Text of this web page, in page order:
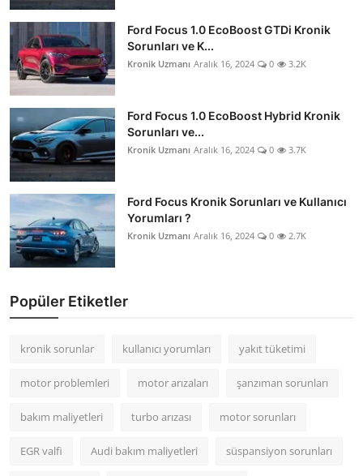
Ford Focus 1.0 EcoBoost GTDi Kronik
Sorunları ve K...
Kronik Uzmanı Aralık 16, 2024 0 3.2K
Ford Focus 1.0 EcoBoost Hybrid Kronik
Sorunları ve...
Kronik Uzmanı Aralık 16, 2024 0 3.7K
Ford Focus Kronik Sorunları ve Kullanıcı
Yorumları ?
Kronik Uzmanı Aralık 16, 2024 0 2.7K
Popüler Etiketler
kronik sorunlar kullanıcı yorumları yakıt tüketimi
motor problemleri motor arızaları şanzıman sorunları
bakım maliyetleri turbo arızası motor sorunları
EGR valfi Audi bakım maliyetleri süspansiyon sorunları